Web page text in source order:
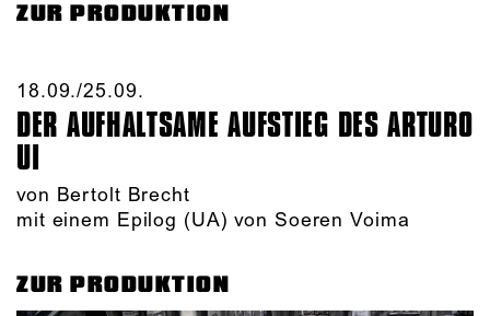
ZUR PRODUKTION
18.09./​25.09.​
DER AUFHALTSAME AUFSTIEG DES ARTURO
UI
von Bertolt Brecht
mit einem Epilog (UA) von Soeren Voima
ZUR PRODUKTION